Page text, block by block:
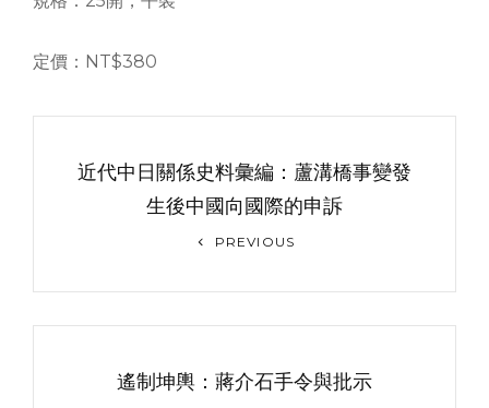
定價：NT$380
近代中日關係史料彙編：蘆溝橋事變發
生後中國向國際的申訴
PREVIOUS
遙制坤輿：蔣介石手令與批示